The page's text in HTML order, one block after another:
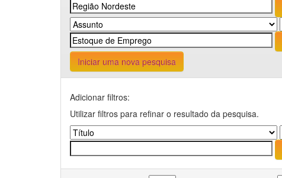
Iniciar uma nova pesquisa
Adicionar filtros:
Utilizar filtros para refinar o resultado da pesquisa.